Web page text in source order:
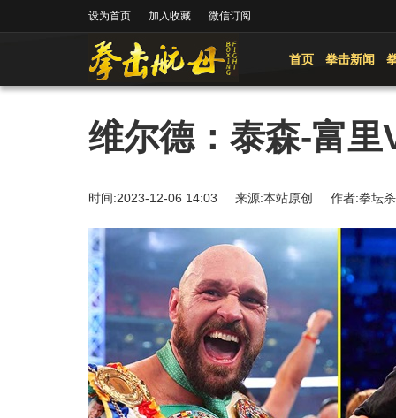
设为首页 加入收藏 微信订阅
首页 拳击新闻
维尔德：泰森-富
时间:2023-12-06 14:03 来源:本站原创 作者:拳